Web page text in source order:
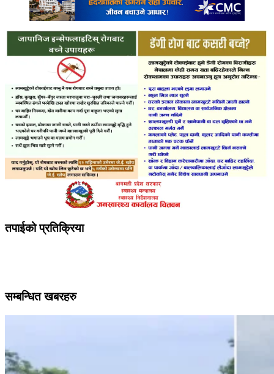
तपाईको प्रतिक्रिया
सम्बन्धित खबरहरु